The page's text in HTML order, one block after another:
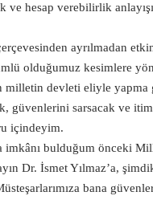
ve hesap verebilirlik
ayrılmadan
olduğumuz kesimlere
milletin devleti eliyle
güvenlerini sarsacak ve
içindeyim.
bulduğum önceki
Dr. İsmet Yılmaz’a,
bana